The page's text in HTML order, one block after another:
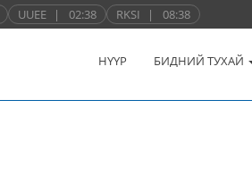
UUEE | 02:38 RKSI | 08:38
НҮҮР БИДНИЙ ТУХАЙ